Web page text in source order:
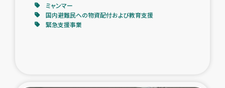
神原ゼミxパルシック
ミャンマー
国内避難民への物資配付および教育支援
緊急支援事業